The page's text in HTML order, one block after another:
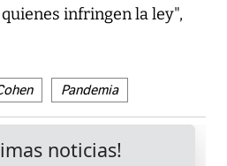
infringen la ley",
Pandemia